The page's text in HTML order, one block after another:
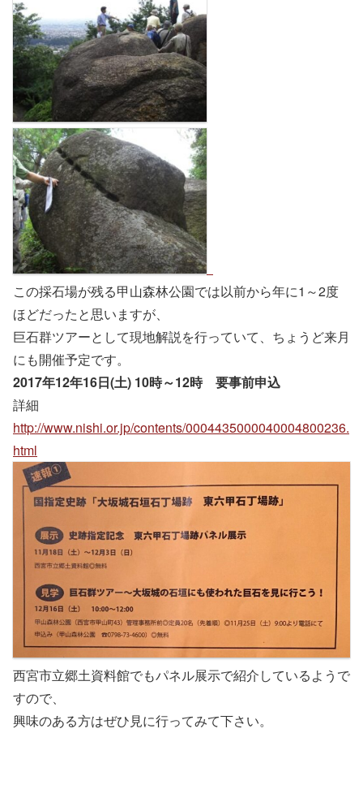
この採石場が残る甲山森林公園では以前から年に1～2度
ほどだったと思いますが、
巨石群ツアーとして現地解説を行っていて、ちょうど来月
にも開催予定です。
2017年12年16日(土) 10時～12時 要事前申込
詳細
http://www.nishi.or.jp/contents/0004435000040004800236.
html
西宮市立郷土資料館でもパネル展示で紹介しているようで
すので、
興味のある方はぜひ見に行ってみて下さい。